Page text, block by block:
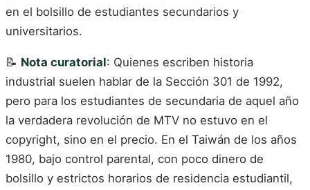
en el bolsillo de estudiantes secundarios y
universitarios.
📝 Nota curatorial: Quienes escriben historia
industrial suelen hablar de la Sección 301 de 1992,
pero para los estudiantes de secundaria de aquel año
la verdadera revolución de MTV no estuvo en el
copyright, sino en el precio. En el Taiwán de los años
1980, bajo control parental, con poco dinero de
bolsillo y estrictos horarios de residencia estudiantil,